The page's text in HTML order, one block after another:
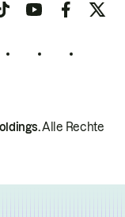
Alle Rechte